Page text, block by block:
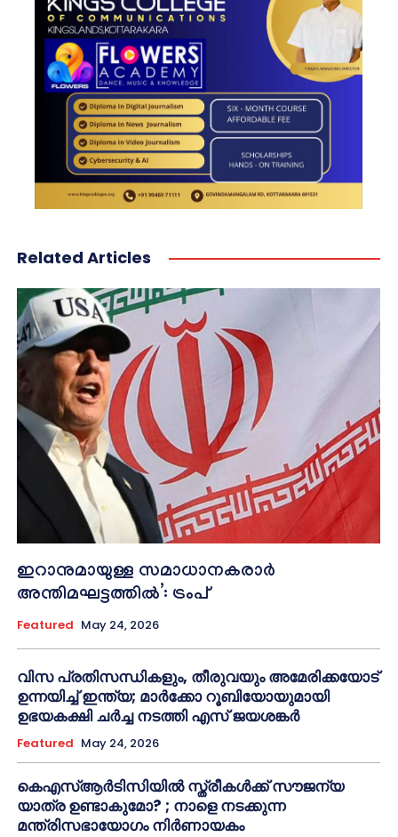
Related Articles
ഇറാനുമായുള്ള സമാധാനകരാർ
അന്തിമഘട്ടത്തിൽ‌’: ട്രംപ്
Featured May 24, 2026
വിസ പ്രതിസന്ധികളും, തീരുവയും അമേരിക്കയോട്
ഉന്നയിച്ച് ഇന്ത്യ; മാർക്കോ റൂബിയോയുമായി
ഉഭയകക്ഷി ചർച്ച നടത്തി എസ് ജയശങ്കർ
Featured May 24, 2026
കെഎസ്ആർടിസിയിൽ സ്ത്രീകൾക്ക് സൗജന്യ
യാത്ര ഉണ്ടാകുമോ? ; നാളെ നടക്കുന്ന
മന്ത്രിസഭായോഗം നിർണായകം